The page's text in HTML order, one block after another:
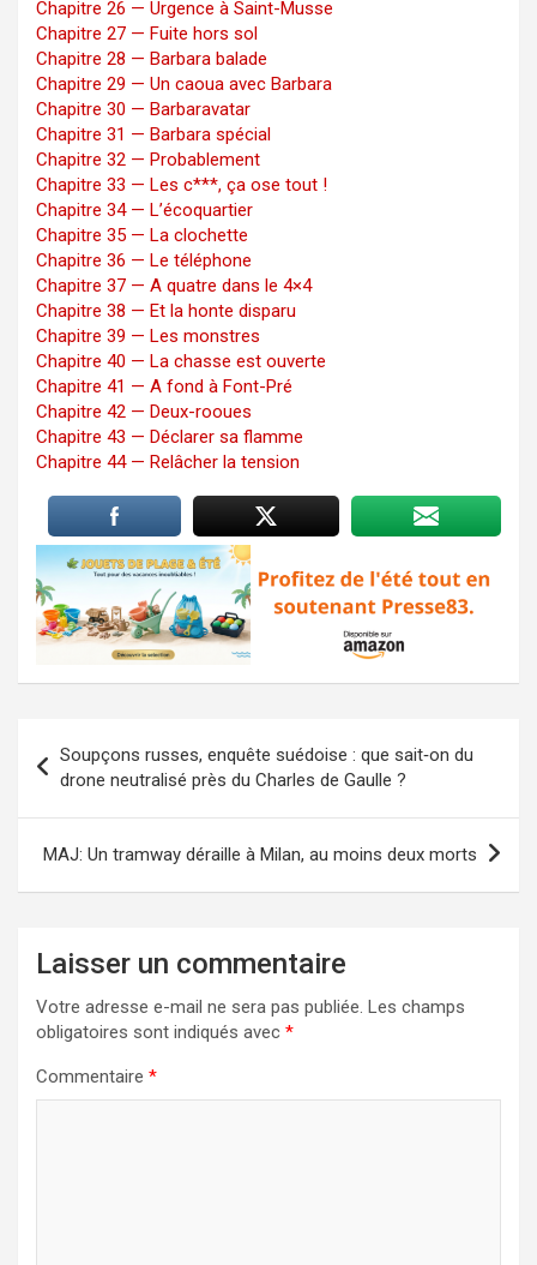
Chapitre 26 — Urgence à Saint-Musse
Chapitre 27 — Fuite hors sol
Chapitre 28 — Barbara balade
Chapitre 29 — Un caoua avec Barbara
Chapitre 30 — Barbaravatar
Chapitre 31 — Barbara spécial
Chapitre 32 — Probablement
Chapitre 33 — Les c***, ça ose tout !
Chapitre 34 — L’écoquartier
Chapitre 35 — La clochette
Chapitre 36 — Le téléphone
Chapitre 37 — A quatre dans le 4×4
Chapitre 38 — Et la honte disparu
Chapitre 39 — Les monstres
Chapitre 40 — La chasse est ouverte
Chapitre 41 — A fond à Font-Pré
Chapitre 42 — Deux-rooues
Chapitre 43 — Déclarer sa flamme
Chapitre 44 — Relâcher la tension
de
l’article
Soupçons russes, enquête suédoise : que sait‑on du
drone neutralisé près du Charles de Gaulle ?
MAJ: Un tramway déraille à Milan, au moins deux morts
Laisser un commentaire
Votre adresse e-mail ne sera pas publiée. Les champs
obligatoires sont indiqués avec *
Commentaire *